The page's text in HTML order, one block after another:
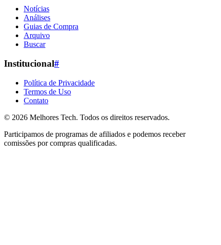
Notícias
Análises
Guias de Compra
Arquivo
Buscar
Institucional#
Política de Privacidade
Termos de Uso
Contato
© 2026 Melhores Tech. Todos os direitos reservados.
Participamos de programas de afiliados e podemos receber
comissões por compras qualificadas.